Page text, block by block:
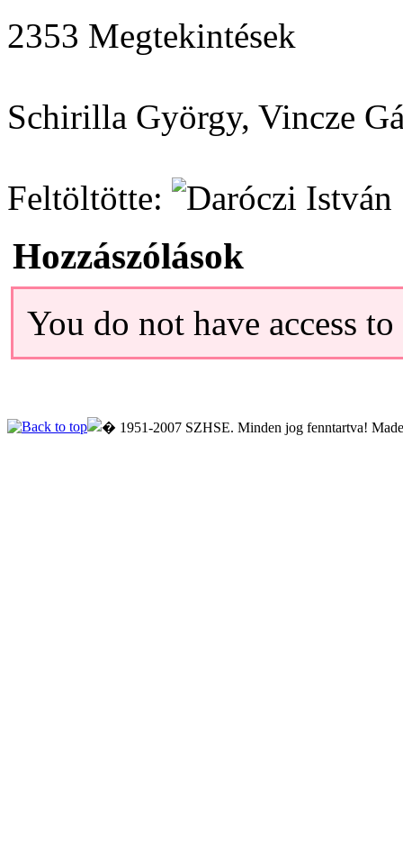
2353 Megtekintések
Schirilla György, Vincze
Feltöltötte:
Hozzászólások
You do not have access